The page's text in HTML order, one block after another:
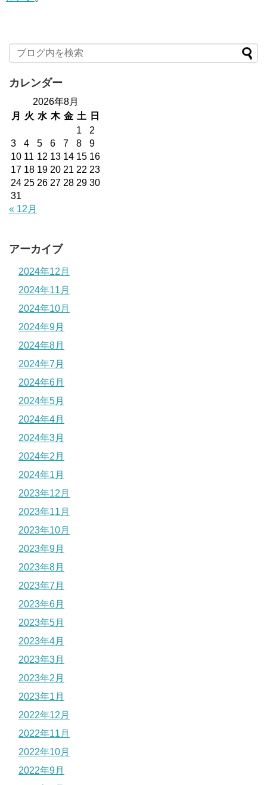
カレンダー
2026年8月
月
火 水 木 金 土 日
1
2
3
4 5 6 7 8
9
10 11 12 13 14 15 16
17 18 19 20 21 22 23
24 25 26 27 28 29 30
31
« 12月
アーカイブ
2024年12月
2024年11月
2024年10月
2024年9月
2024年8月
2024年7月
2024年6月
2024年5月
2024年4月
2024年3月
2024年2月
2024年1月
2023年12月
2023年11月
2023年10月
2023年9月
2023年8月
2023年7月
2023年6月
2023年5月
2023年4月
2023年3月
2023年2月
2023年1月
2022年12月
2022年11月
2022年10月
2022年9月